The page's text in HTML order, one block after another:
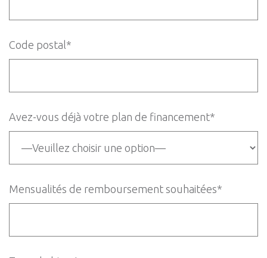
Code postal*
Avez-vous déjà votre plan de financement*
Mensualités de remboursement souhaitées*